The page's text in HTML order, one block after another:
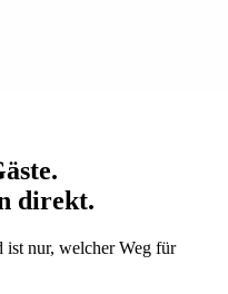
direkt.
ist nur, welcher Weg für